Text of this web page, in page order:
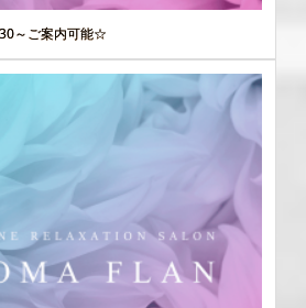
～ご案内可能☆